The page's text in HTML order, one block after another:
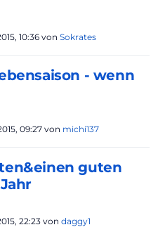
10:36 von Sokrates
- wenn
09:27 von michi137
guten
22:23 von daggy1